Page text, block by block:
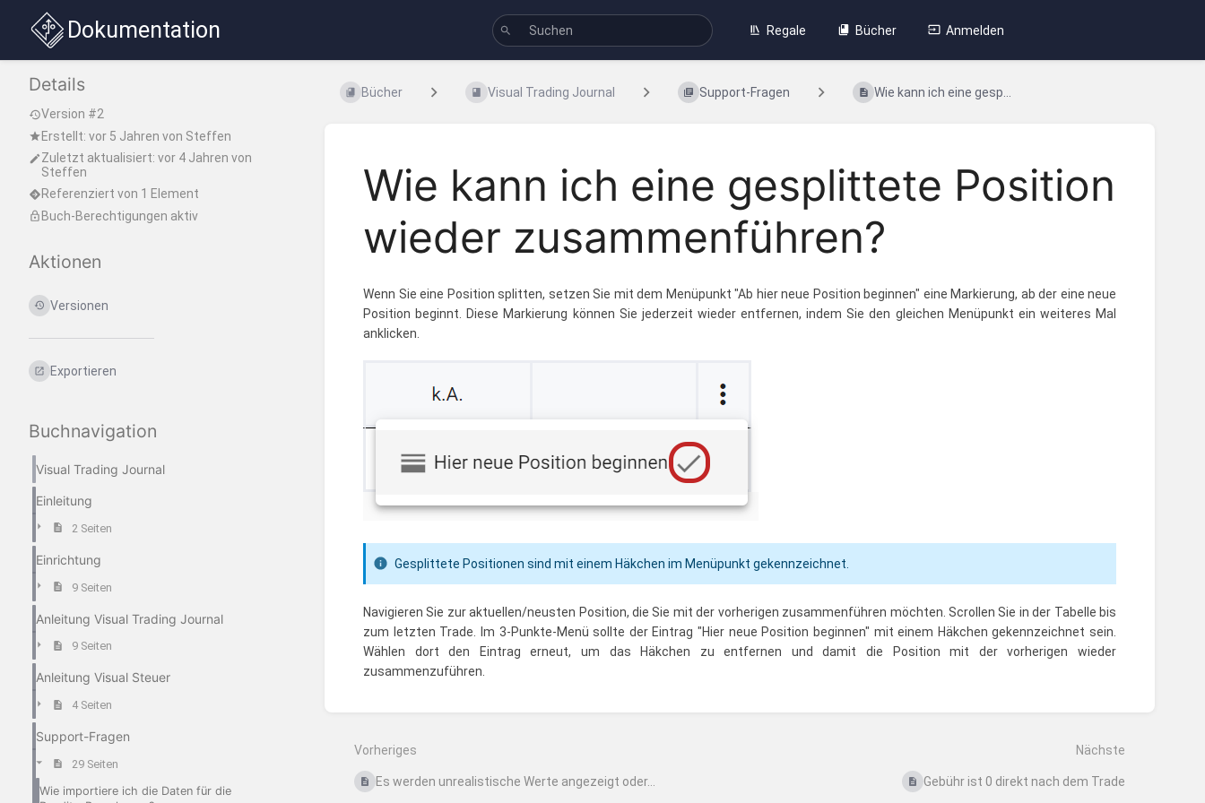
Dokumentation Regale Bücher Anmelden
Details
Version #2
Erstellt: vor 5 Jahren von Steffen
Zuletzt aktualisiert: vor 4 Jahren von
Steffen
Referenziert von 1 Element
Buch-Berechtigungen aktiv
Aktionen
Versionen
Exportieren
Buchnavigation
Visual Trading Journal
Einleitung
2 Seiten
Einrichtung
9 Seiten
Anleitung Visual Trading Journal
9 Seiten
Anleitung Visual Steuer
4 Seiten
Support-Fragen
29 Seiten
Wie importiere ich die Daten für die
Bücher Visual Trading Journal Support-Fragen Wie kann ich eine gesp...
Wie kann ich eine gesplittete Position
wieder zusammenführen?
Wenn Sie eine Position splitten, setzen Sie mit dem Menüpunkt "Ab hier neue Position beginnen" eine Markierung, ab der eine neue
Position beginnt. Diese Markierung können Sie jederzeit wieder entfernen, indem Sie den gleichen Menüpunkt ein weiteres Mal
anklicken.
Gesplittete Positionen sind mit einem Häkchen im Menüpunkt gekennzeichnet.
Navigieren Sie zur aktuellen/neusten Position, die Sie mit der vorherigen zusammenführen möchten. Scrollen Sie in der Tabelle bis
zum letzten Trade. Im 3-Punkte-Menü sollte der Eintrag "Hier neue Position beginnen" mit einem Häkchen gekennzeichnet sein.
Wählen dort den Eintrag erneut, um das Häkchen zu entfernen und damit die Position mit der vorherigen wieder
zusammenzuführen.
Vorheriges
Es werden unrealistische Werte angezeigt oder...
Nächste
Gebühr ist 0 direkt nach dem Trade